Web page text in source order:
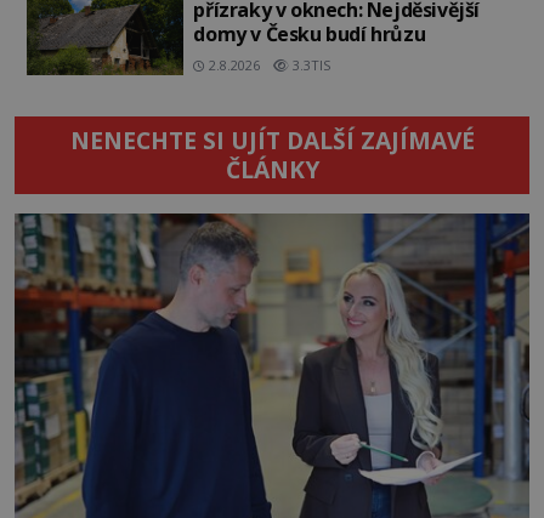
přízraky v oknech: Nejděsivější
domy v Česku budí hrůzu
2.8.2026 3.3TIS
NENECHTE SI UJÍT DALŠÍ ZAJÍMAVÉ
ČLÁNKY